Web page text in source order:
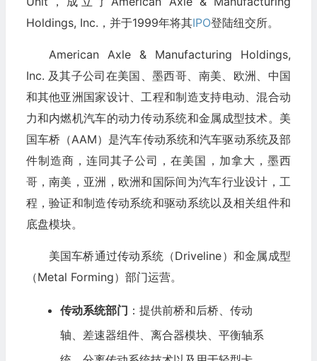
Holdings, Inc.，并于1999年将其IPO登陆纽交所。
American Axle & Manufacturing Holdings,
Inc. 及其子公司在美国、墨西哥、南美、欧洲、中国
和其他亚洲国家设计、工程和制造支持电动、混合动
力和内燃机汽车的动力传动系统和金属成型技术。美
国车桥（AAM）是汽车传动系统和汽车驱动系统及部
件制造商，连同其子公司，在美国，加拿大，墨西
哥，南美，亚洲，欧洲和国际间为汽车行业设计，工
程，验证和制造传动系统和驱动系统以及相关组件和
底盘模块。
美国车桥通过传动系统（Driveline）和金属成型
（Metal Forming）部门运营。
传动系统部门 ：提供前桥和后桥、传动
轴、差速器组件、离合器模块、平衡轴系